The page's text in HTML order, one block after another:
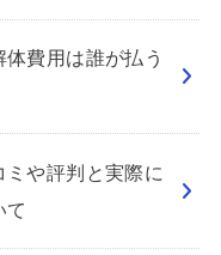
体費用は誰が払う
や評判と実際に
て